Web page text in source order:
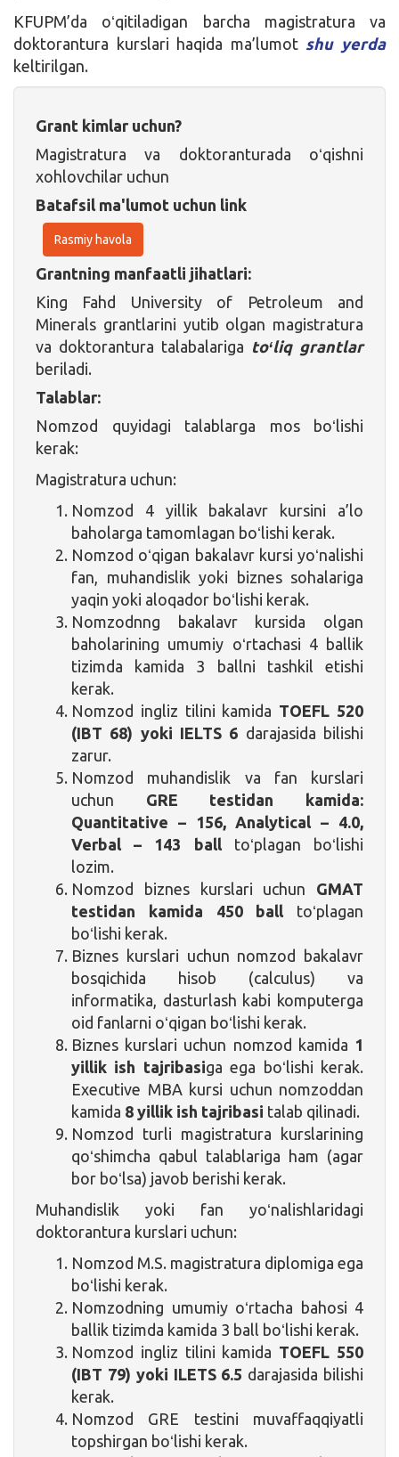
KFUPM’da oʻqitiladigan barcha magistratura va
doktorantura kurslari haqida ma’lumot shu yerda
keltirilgan.
Grant kimlar uchun?
Magistratura va doktoranturada oʻqishni
xohlovchilar uchun
Batafsil ma'lumot uchun link
Rasmiy havola
Grantning manfaatli jihatlari:
King Fahd University of Petroleum and
Minerals grantlarini yutib olgan magistratura
va doktorantura talabalariga toʻliq grantlar
beriladi.
Talablar:
Nomzod quyidagi talablarga mos boʻlishi
kerak:
Magistratura uchun:
Nomzod 4 yillik bakalavr kursini a’lo
baholarga tamomlagan boʻlishi kerak.
Nomzod oʻqigan bakalavr kursi yoʻnalishi
fan, muhandislik yoki biznes sohalariga
yaqin yoki aloqador boʻlishi kerak.
Nomzodnng bakalavr kursida olgan
baholarining umumiy oʻrtachasi 4 ballik
tizimda kamida 3 ballni tashkil etishi
kerak.
Nomzod ingliz tilini kamida TOEFL 520
(IBT 68) yoki IELTS 6 darajasida bilishi
zarur.
Nomzod muhandislik va fan kurslari
uchun GRE testidan kamida:
Quantitative – 156, Analytical – 4.0,
Verbal – 143 balltoʻplagan boʻlishi
lozim.
Nomzod biznes kurslari uchun GMAT
testidan kamida 450 ball toʻplagan
boʻlishi kerak.
Biznes kurslari uchun nomzod bakalavr
bosqichida hisob (calculus) va
informatika, dasturlash kabi komputerga
oid fanlarni oʻqigan boʻlishi kerak.
Biznes kurslari uchun nomzod kamida 1
yillik ish tajribasiga ega boʻlishi kerak.
Executive MBA kursi uchun nomzoddan
kamida 8 yillik ish tajribasi talab qilinadi.
Nomzod turli magistratura kurslarining
qoʻshimcha qabul talablariga ham (agar
bor boʻlsa) javob berishi kerak.
Muhandislik yoki fan yoʻnalishlaridagi
doktorantura kurslari uchun:
Nomzod M.S. magistratura diplomiga ega
boʻlishi kerak.
Nomzodning umumiy oʻrtacha bahosi 4
ballik tizimda kamida 3 ball boʻlishi kerak.
Nomzod ingliz tilini kamida TOEFL 550
(IBT 79) yoki ILETS 6.5 darajasida bilishi
kerak.
Nomzod GRE testini muvaffaqqiyatli
topshirgan boʻlishi kerak.